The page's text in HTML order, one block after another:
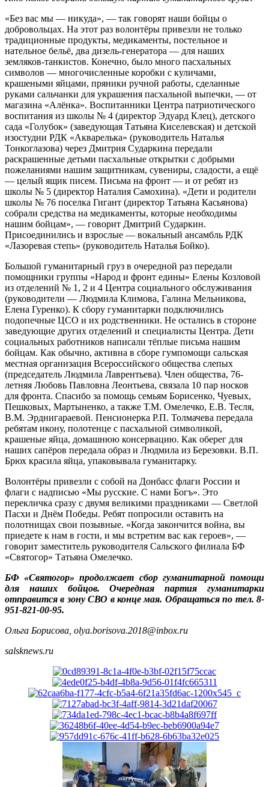
«Без вас мы — никуда», — так говорят наши бойцы о
добровольцах. На этот раз волонтёры привезли не только
традиционные продукты, медикаменты, постельное и
нательное бельё, два дизель-генератора — для наших
земляков-танкистов. Конечно, было много пасхальных
символов — многочисленные коробки с куличами,
крашеными яйцами, пряники ручной работы, сделанные
руками сальчанки для украшения пасхальной выпечки, — от
магазина «Алёнка». Воспитанники Центра патриотического
воспитания из школы № 4 (директор Эдуард Клец), детского
сада «Голубок» (заведующая Татьяна Киселевская) и детской
изостудии РДК «Акварелька» (руководитель Наталья
Тонкоглазова) через Дмитрия Сударкина передали
раскрашенные детьми пасхальные открытки с добрыми
пожеланиями нашим защитникам, сувениры, сладости, а ещё
— целый ящик писем. Письма на фронт — и от ребят из
школы № 5 (директор Наталия Самохина). «Дети и родители
школы № 76 поселка Гигант (директор Татьяна Касьянова)
собрали средства на медикаменты, которые необходимы
нашим бойцам», — говорит Дмитрий Сударкин.
Присоединились и взрослые — вокальный ансамбль РДК
«Лазоревая степь» (руководитель Наталья Бойко).
Большой гуманитарный груз в очередной раз передали
помощники группы «Народ и фронт едины» Елены Козловой
из отделений № 1, 2 и 4 Центра социального обслуживания
(руководители — Людмила Климова, Галина Мельникова,
Елена Гуренко). К сбору гуманитарки подключились
подопечные ЦСО и их родственники. Не остались в стороне
заведующие других отделений и специалисты Центра. Дети
социальных работников написали тёплые письма нашим
бойцам. Как обычно, активна в сборе гумпомощи сальская
местная организация Всероссийского общества слепых
(председатель Людмила Лаврентьева). Член общества, 76-
летняя Любовь Павловна Леонтьева, связала 10 пар носков
для фронта. Спасибо за помощь семьям Борисенко, Чуевых,
Пешковых, Мартыненко, а также Т.М. Омелечко, Е.В. Тесля,
В.М. Эрднигараевой. Пенсионерка Р.П. Толмачева передала
ребятам икону, полотенце с пасхальной символикой,
крашеные яйца, домашнюю консервацию. Как оберег для
наших сапёров передала образ и Людмила из Березовки. В.П.
Брюх красила яйца, упаковывала гуманитарку.
Волонтёры привезли с собой на Донбасс флаги России и
флаги с надписью «Мы русские. С нами Богъ». Это
перекличка сразу с двумя великими праздниками — Светлой
Пасхи и Днём Победы. Ребят попросили оставить на
полотнищах свои позывные. «Когда закончится война, вы
приедете к нам в гости, и мы встретим вас как героев», —
говорит заместитель руководителя Сальского филиала БФ
«Святогор» Татьяна Омелечко.
БФ «Святогор» продолжает сбор гуманитарной помощи
для наших бойцов. Очередная партия гуманитарки
отправится в зону СВО в конце мая. Обращаться по тел. 8-
951-821-00-95.
Ольга Борисова, olya.borisova.2018@inbox.ru
salsknews.ru